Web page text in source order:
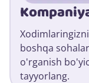
boshqa
o'rganish
tayyorlang.